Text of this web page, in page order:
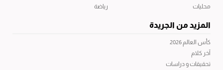
محليات
رياضة
المزيد من الجريدة
كأس العالم 2026
آخر كلام
تحقيقات و دراسات